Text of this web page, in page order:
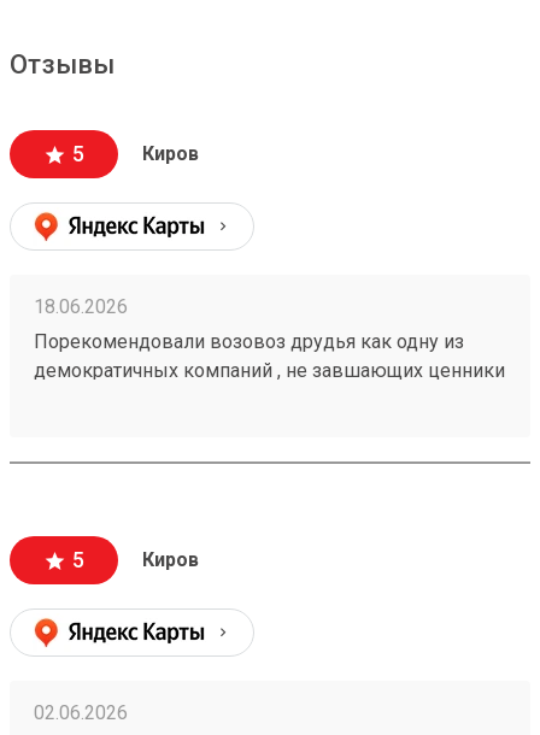
Отзывы
5 Киров
18.06.2026
Порекомендовали возовоз друдья как одну из
демократичных компаний , не завшающих ценники
5 Киров
02.06.2026